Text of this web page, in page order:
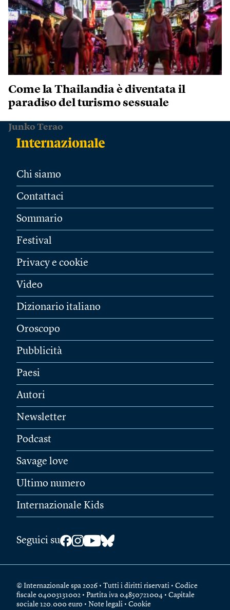
Come la Thailandia è diventata il
paradiso del turismo sessuale
Junko Terao
Chi siamo
Contattaci
Sommario
Festival
Privacy e cookie
Video
Dizionario italiano
Oroscopo
Pubblicità
Paesi
Autori
Newsletter
Podcast
Savage love
Ultimo numero
Internazionale Kids
Seguici su
© Internazionale spa 2026 • Tutti i diritti riservati • Codice
fiscale 04003131002 • Partita iva 04850721004 • Capitale
sociale 120.000 euro • Note legali • Cookie